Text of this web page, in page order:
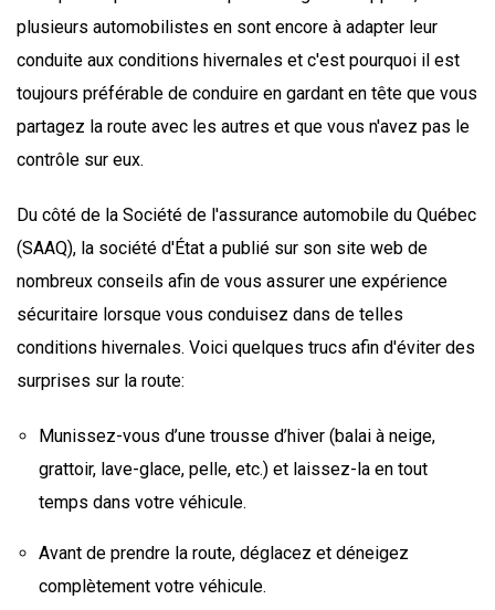
plusieurs automobilistes en sont encore à adapter leur
conduite aux conditions hivernales et c'est pourquoi il est
toujours préférable de conduire en gardant en tête que vous
partagez la route avec les autres et que vous n'avez pas le
contrôle sur eux.
Du côté de la Société de l'assurance automobile du Québec
(SAAQ), la société d'État a publié sur son site web de
nombreux conseils afin de vous assurer une expérience
sécuritaire lorsque vous conduisez dans de telles
conditions hivernales. Voici quelques trucs afin d'éviter des
surprises sur la route:
Munissez-vous d’une trousse d’hiver (balai à neige,
grattoir, lave-glace, pelle, etc.) et laissez-la en tout
temps dans votre véhicule.
Avant de prendre la route, déglacez et déneigez
complètement votre véhicule.